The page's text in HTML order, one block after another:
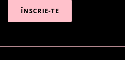
ÎNSCRIE-TE